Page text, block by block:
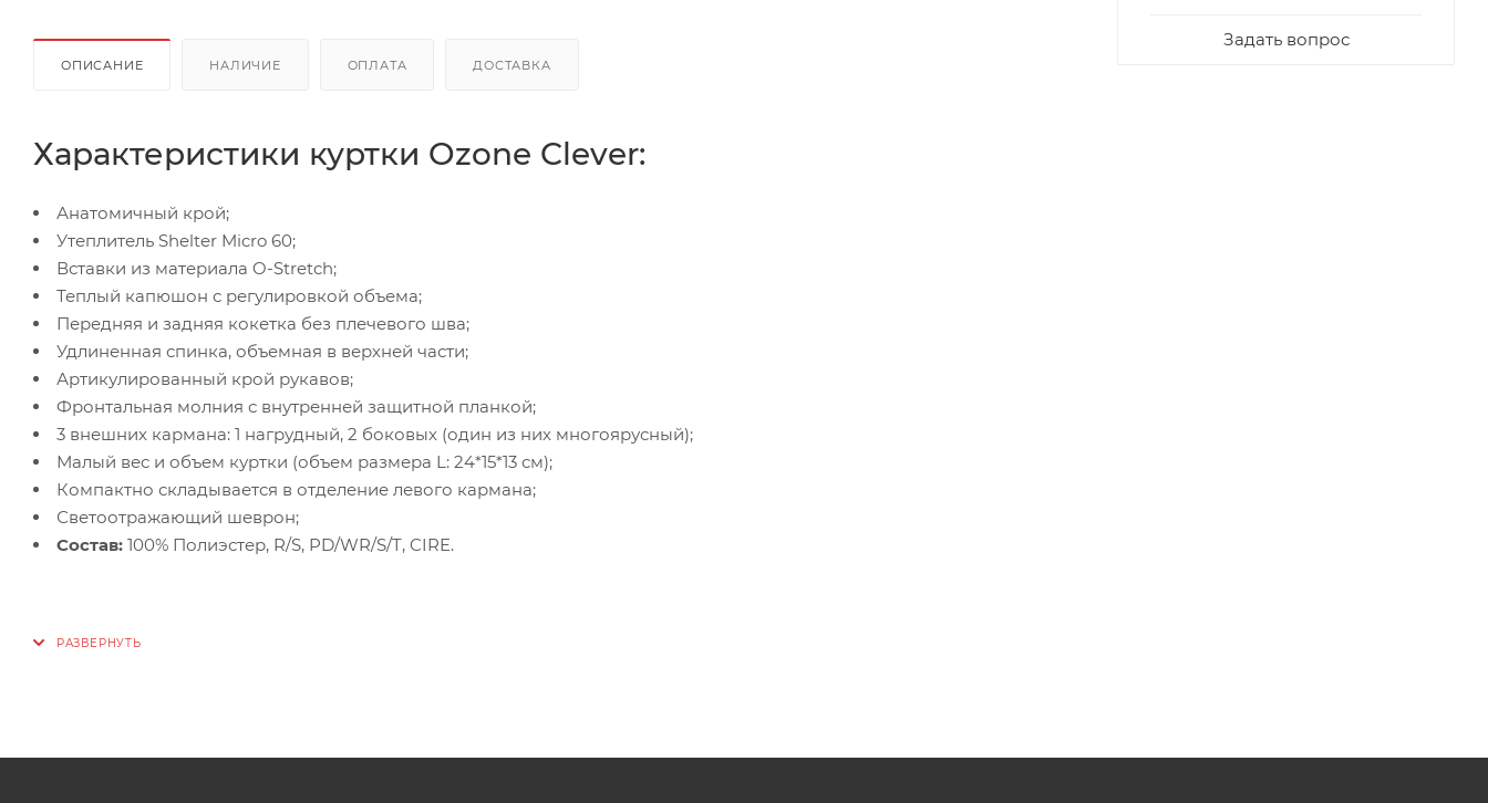
ОПИСАНИЕ НАЛИЧИЕ ОПЛАТА ДОСТАВКА
Характеристики куртки Ozone Clever:
Анатомичный крой;
Утеплитель Shelter Micro 60;
Вставки из материала O-Stretch;
Теплый капюшон с регулировкой объема;
Передняя и задняя кокетка без плечевого шва;
Удлиненная спинка, объемная в верхней части;
Артикулированный крой рукавов;
Фронтальная молния с внутренней защитной планкой;
3 внешних кармана: 1 нагрудный, 2 боковых (один из них многоярусный);
Малый вес и объем куртки (объем размера L: 24*15*13 см);
Компактно складывается в отделение левого кармана;
Светоотражающий шеврон;
Состав: 100% Полиэстер, R/S, PD/WR/S/T, CIRE.
Задать вопрос